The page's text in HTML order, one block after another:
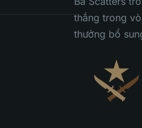
thắng trong
thưởng bổ